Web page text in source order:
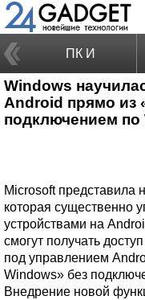
ПК И
НОУТБУКИ
Windows
Android прямо из
подключением по
Microsoft представила
которая существенно
устройствами на
смогут получать
под управлением
Windows» без
Внедрение новой